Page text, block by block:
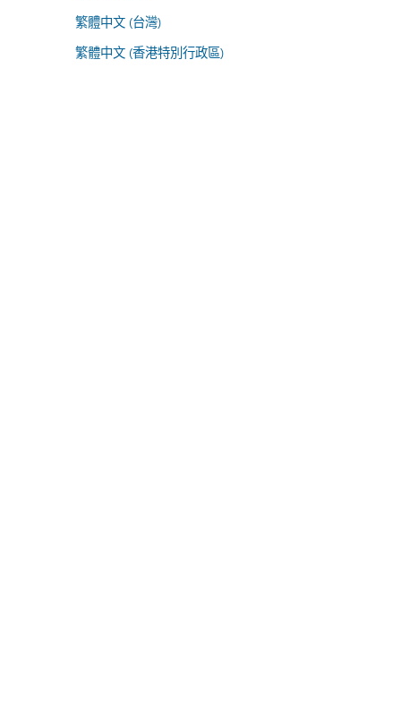
繁體中文 (台灣)
繁體中文 (香港特別行政區)